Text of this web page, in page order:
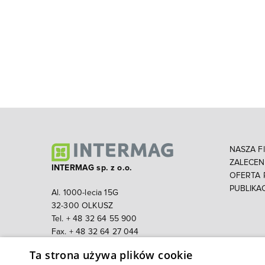
INTERMAG sp. z o.o.
Al. 1000-lecia 15G
32-300 OLKUSZ
Tel. + 48 32 64 55 900
Fax. + 48 32 64 27 044
NASZA
OFERTA
Ta strona używa plików cookie